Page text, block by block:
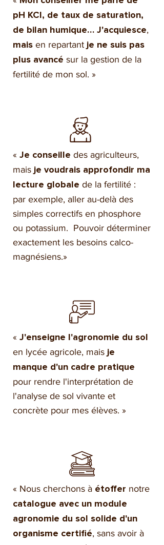
pH KCl, de taux de saturation,
de bilan humique… J'acquiesce,
mais en repartant je ne suis pas
plus avancé sur la gestion de la
fertilité de mon sol. »
« Je conseille des agriculteurs,
mais je voudrais approfondir ma
lecture globale de la fertilité :
par exemple, aller au-delà des
simples correctifs en phosphore
ou potassium. Pouvoir déterminer
exactement les besoins calco-
magnésiens.»
« J'enseigne l'agronomie du sol
en lycée agricole, mais je
manque d'un cadre pratique
pour rendre l'interprétation de
l'analyse de sol vivante et
concrète pour mes élèves. »
« Nous cherchons à étoffer notre
catalogue avec un module
agronomie du sol solide d'un
organisme certifié, sans avoir à